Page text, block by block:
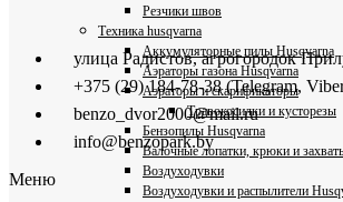
Резчики швов
Техника husqvarna
Аккумуляторные пилы Husqvarna
Аэраторы газона Husqvarna
Аэраторы и скарификаторы
Травокосилки и кусторезы
Бензопилы Husqvarna
Валочные лопатки, крюки и
Воздуходувки
Воздуходувки и распылители
улица Радистов, агрогородок
+375 (29) 184-78-38 (Telegram,
benzo_dvor2000@mail.ru
info@benzopark.by
Меню